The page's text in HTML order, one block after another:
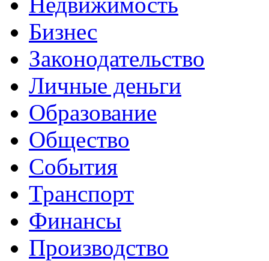
Бизнес
Законодательство
Личные деньги
Образование
Общество
События
Транспорт
Финансы
Производство